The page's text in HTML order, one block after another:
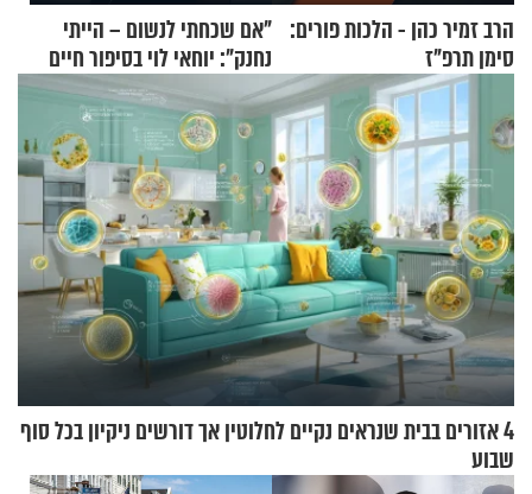
הרב זמיר כהן - הלכות פורים:
סימן תרפ"ז
"אם שכחתי לנשום – הייתי
נחנק": יוחאי לוי בסיפור חיים
מעורר השראה
4 אזורים בבית שנראים נקיים לחלוטין אך דורשים ניקיון בכל סוף
שבוע